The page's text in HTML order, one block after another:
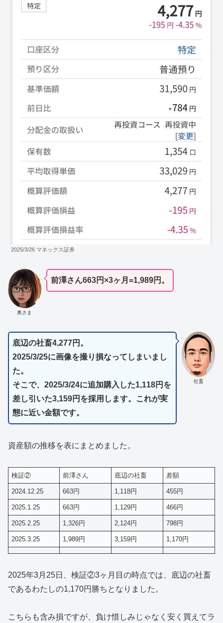
2025/3/26 マネックス証券
奥さま
前澤さん663円×3ヶ月=1,989円。
社畜
底辺の社畜4,277円。
2025/3/25に画像を撮り損なってしまいまし
た。
そこで、2025/3/24に追加購入した1,118円を
差し引いた3,159円を採用します。これが実
態に近い金額です。
資産額の推移を表にまとめました。
検証② 前澤さん 底辺の社畜 差額
2024.12.25 663円 1,118円 455円
2025.1.25 663円 1,129円 466円
2025.2.25 1,326円 2,124円 798円
2025.3.25 1,989円 3,159円 1,170円
2025年3月25日、検証②3ヶ月目の時点では、底辺の社畜
であるわたしの1,170円勝ちとなりました。
こちらも含み損ですが、負け惜しみじゃなく安く買えてラ